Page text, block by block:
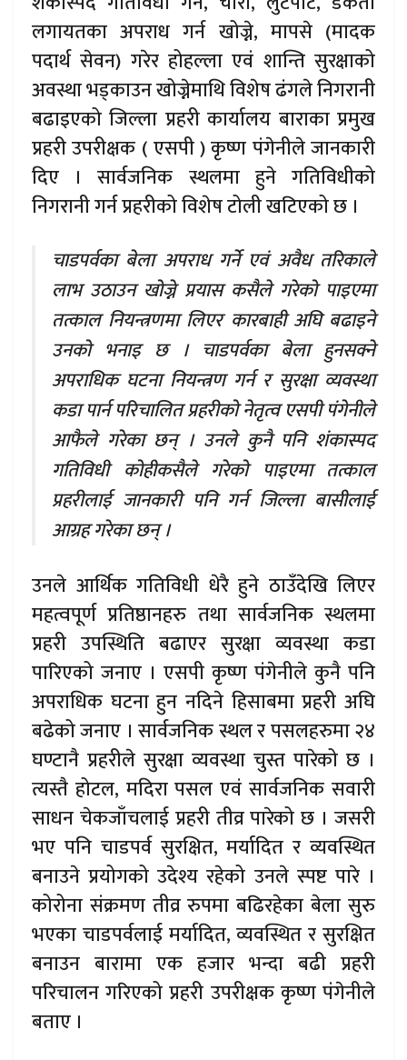
लगायतका अपराध गर्न खोज्ने, मापसे (मादक
पदार्थ सेवन) गरेर होहल्ला एवं शान्ति सुरक्षाको
अवस्था भड्काउन खोज्नेमाथि विशेष ढंगले निगरानी
बढाइएको जिल्ला प्रहरी कार्यालय बाराका प्रमुख
प्रहरी उपरीक्षक ( एसपी ) कृष्ण पंगेनीले जानकारी
दिए । सार्वजनिक स्थलमा हुने गतिविधीको
निगरानी गर्न प्रहरीको विशेष टोली खटिएको छ ।
चाडपर्वका बेला अपराध गर्ने एवं अवैध तरिकाले
लाभ उठाउन खोज्ने प्रयास कसैले गरेको पाइएमा
तत्काल नियन्त्रणमा लिएर कारबाही अघि बढाइने
उनको भनाइ छ । चाडपर्वका बेला हुनसक्ने
अपराधिक घटना नियन्त्रण गर्न र सुरक्षा व्यवस्था
कडा पार्न परिचालित प्रहरीको नेतृत्व एसपी पंगेनीले
आफैले गरेका छन् । उनले कुनै पनि शंकास्पद
गतिविधी कोहीकसैले गरेको पाइएमा तत्काल
प्रहरीलाई जानकारी पनि गर्न जिल्ला बासीलाई
आग्रह गरेका छन् ।
उनले आर्थिक गतिविधी धेरै हुने ठाउँदेखि लिएर
महत्वपूर्ण प्रतिष्ठानहरु तथा सार्वजनिक स्थलमा
प्रहरी उपस्थिति बढाएर सुरक्षा व्यवस्था कडा
पारिएको जनाए । एसपी कृष्ण पंगेनीले कुनै पनि
अपराधिक घटना हुन नदिने हिसाबमा प्रहरी अघि
बढेको जनाए । सार्वजनिक स्थल र पसलहरुमा २४
घण्टानै प्रहरीले सुरक्षा व्यवस्था चुस्त पारेको छ ।
त्यस्तै होटल, मदिरा पसल एवं सार्वजनिक सवारी
साधन चेकजाँचलाई प्रहरी तीव्र पारेको छ । जसरी
भए पनि चाडपर्व सुरक्षित, मर्यादित र व्यवस्थित
बनाउने प्रयोगको उदेश्य रहेको उनले स्पष्ट पारे ।
कोरोना संक्रमण तीव्र रुपमा बढिरहेका बेला सुरु
भएका चाडपर्वलाई मर्यादित, व्यवस्थित र सुरक्षित
बनाउन बारामा एक हजार भन्दा बढी प्रहरी
परिचालन गरिएको प्रहरी उपरीक्षक कृष्ण पंगेनीले
बताए ।